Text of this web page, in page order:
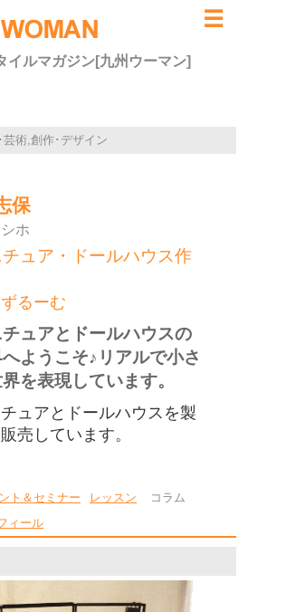
☰
イルマガジン[九州ウーマン]
術,創作･デザイン
保
ホ
チュア・ドールハウス作
るーむ
チュアとドールハウスの
ようこそ♪リアルで小さ
を表現しています。
チュアとドールハウスを製
売しています。
ト＆セミナー レッスン
コラム
ィール